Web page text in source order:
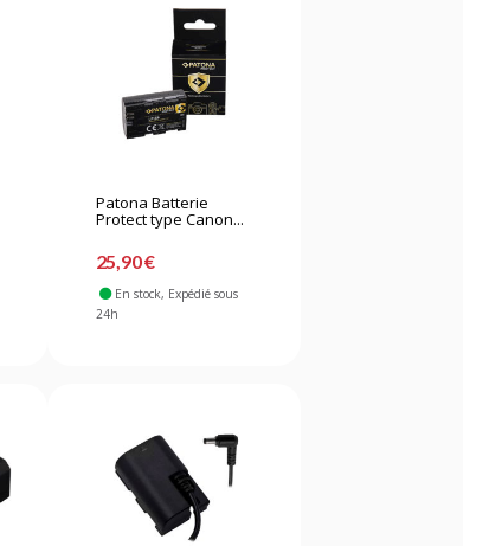
Patona Batterie
Protect type Canon...
25,90 €
En stock, Expédié sous
24h